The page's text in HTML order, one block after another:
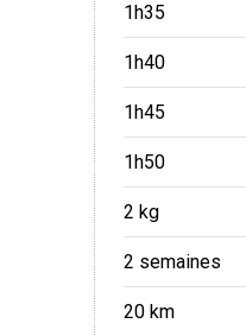
1h35
1h40
1h45
1h50
2 kg
2 semaines
20 km